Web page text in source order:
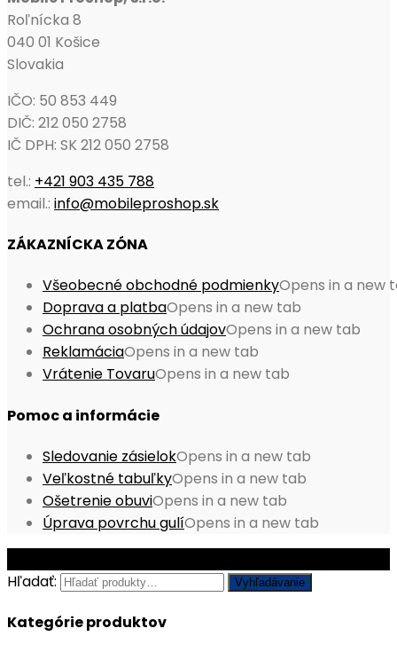
Roľnícka 8
040 01 Košice
Slovakia
IČO: 50 853 449
DIČ: 212 050 2758
IČ DPH: SK 212 050 2758
tel.: +421 903 435 788
email.: info@mobileproshop.sk
ZÁKAZNÍCKA ZÓNA
Všeobecné obchodné podmienkyOpens in a new
Doprava a platbaOpens in a new tab
Ochrana osobných údajovOpens in a new tab
ReklamáciaOpens in a new tab
Vrátenie TovaruOpens in a new tab
Pomoc a informácie
Sledovanie zásielokOpens in a new tab
Veľkostné tabuľkyOpens in a new tab
Ošetrenie obuviOpens in a new tab
Úprava povrchu gulíOpens in a new tab
Hľadať:
Vyhľadávanie
Kategórie produktov